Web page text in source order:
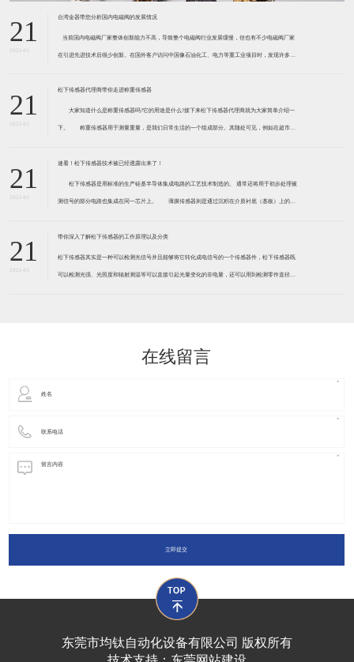
21
2021-01
台湾金器带您分析国内电磁阀的发展情况
​ 当前国内电磁阀厂家整体创新能力不高，导致整个电磁阀行业发展缓慢，但也有不少电磁阀厂家
在引进先进技术后很少创新。在国外客户访问中国像石油化工、电力等重工业项目时，发现许多项
21
2021-01
松下传感器代理商带你走进称重传感器
大家知道什么是称重传感器吗?它的用途是什么?接下来松下传感器代理商就为大家简单介绍一
下。 称重传感器用于测量重量，是我们日常生活的一个组成部分。其随处可见，例如在超市柜
带有应变片的弹性体组成。弹性体通常由钢
21
2021-01
速看！松下传感器技术被已经透露出来了！
松下传感器是用标准的生产硅基半导体集成电路的工艺技术制造的。 通常还将用于初步处理被
测信号的部分电路也集成在同一芯片上。 薄膜传感器则是通过沉积在介质衬底（基板）上的，
器是利用相应材料的浆料，涂覆在陶瓷基片上
21
2021-01
带你深入了解松下传感器的工作原理以及分类
松下传感器其实是一种可以检测光信号并且能够将它转化成电信号的一个传感器件，松下传感器既
可以检测光强、光照度和辐射测温等可以直接引起光量变化的非电量，还可以用到检测零件直径、
在线留言
立即提交
东莞市均钛自动化设备有限公司 版权所有